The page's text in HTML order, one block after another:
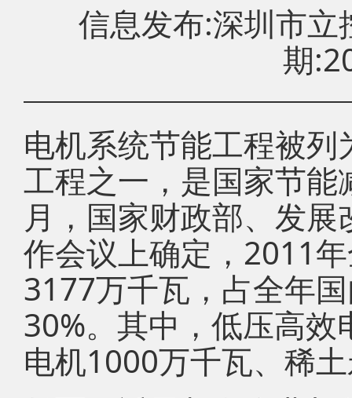
信息发布:深圳市
期
电机系统节能工程被列
工程之一，是国家节
月，国家财政部、发
作会议上确定，2011
3177万千瓦，占全年
30%。其中，低压高
电机1000万千瓦、稀